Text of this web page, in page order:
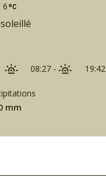
6
08:27 - 19:42
mm